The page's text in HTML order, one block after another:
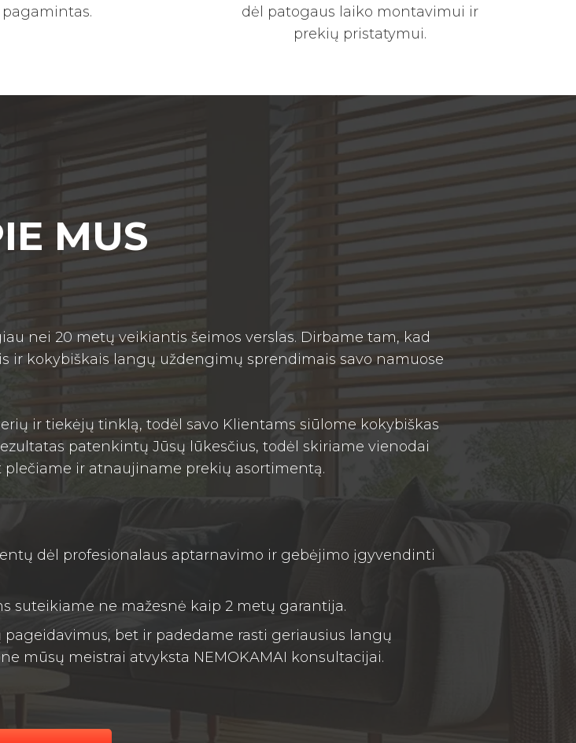
pagamintas.
dėl patogaus laiko montavimui ir
prekių pristatymui.
MUS
nei 20 metų veikiantis šeimos verslas. Dirbame tam, kad
ir kokybiškais langų uždengimų sprendimais savo namuose
ir tiekėjų tinklą, todėl savo Klientams siūlome kokybiškas
patenkintų Jūsų lūkesčius, todėl skiriame vienodai
ir atnaujiname prekių asortimentą.
dėl profesionalaus aptarnavimo ir gebėjimo įgyvendinti
suteikiame ne mažesnė kaip 2 metų garantija.
bet ir padedame rasti geriausius langų
mūsų meistrai atvyksta NEMOKAMAI konsultacijai.